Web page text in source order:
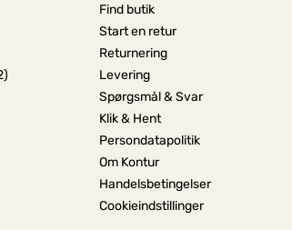
Find butik
Start en retur
Returnering
Levering
Spørgsmål & Svar
Klik & Hent
Persondatapolitik
Om Kontur
Handelsbetingelser
Cookieindstillinger